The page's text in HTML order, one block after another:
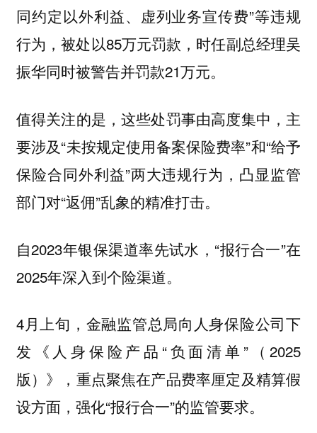
同约定以外利益、虚列业务宣传费”等违规
行为，被处以85万元罚款，时任副总经理吴
振华同时被警告并罚款21万元。
值得关注的是，这些处罚事由高度集中，主
要涉及“未按规定使用备案保险费率”和“给予
保险合同外利益”两大违规行为，凸显监管
部门对“返佣”乱象的精准打击。
自2023年银保渠道率先试水，“报行合一”在
2025年深入到个险渠道。
4月上旬，金融监管总局向人身保险公司下
发《人身保险产品“负面清单”（2025
版）》，重点聚焦在产品费率厘定及精算假
设方面，强化“报行合一”的监管要求。